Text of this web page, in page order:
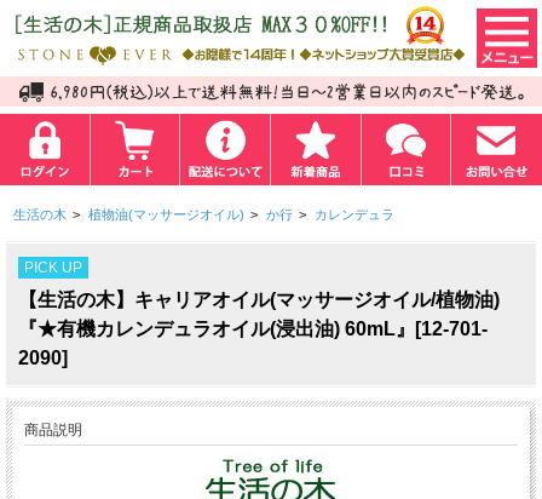
生活の木 > 植物油(マッサージオイル) > か行 > カレンデュラ
PICK UP
【生活の木】キャリアオイル(マッサージオイル/植物油)
『★有機カレンデュラオイル(浸出油) 60mL』[12-701-
2090]
商品説明